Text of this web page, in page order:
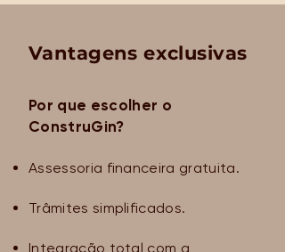
Vantagens exclusivas
Por que escolher o
ConstruGin?
Assessoria financeira gratuita.
Trâmites simplificados.
Integração total com a